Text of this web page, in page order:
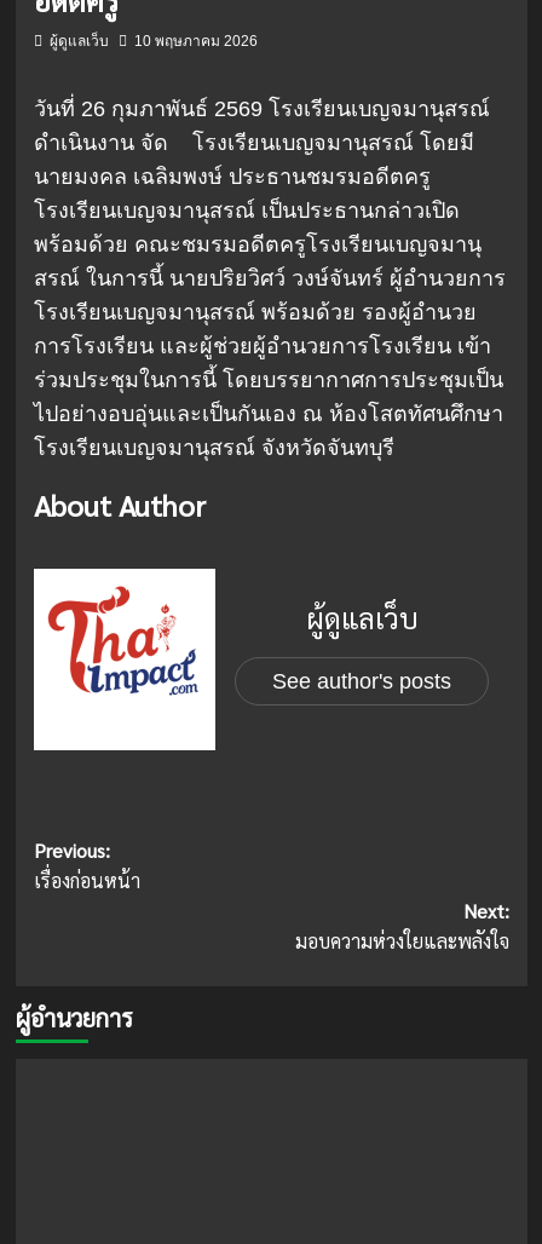
ผู้ดูแลเว็บ 10 พฤษภาคม 2026
วันที่ 26 กุมภาพันธ์ 2569 โรงเรียนเบญจมานุสรณ์
ดำเนินงาน จัด
โรงเรียนเบญจมานุสรณ์ โดยมี
นายมงคล เฉลิมพงษ์ ประธานชมรมอดีตครู
โรงเรียนเบญจมานุสรณ์ เป็นประธานกล่าวเปิด
พร้อมด้วย คณะชมรมอดีตครูโรงเรียนเบญจมานุ
สรณ์ ในการนี้ นายปริยวิศว์ วงษ์จันทร์ ผู้อำนวยการ
โรงเรียนเบญจมานุสรณ์ พร้อมด้วย รองผู้อำนวย
การโรงเรียน และผู้ช่วยผู้อำนวยการโรงเรียน เข้า
ร่วมประชุมในการนี้ โดยบรรยากาศการประชุมเป็น
ไปอย่างอบอุ่นและเป็นกันเอง ณ ห้องโสตทัศนศึกษา
โรงเรียนเบญจมานุสรณ์ จังหวัดจันทบุรี
About Author
ผู้ดูแลเว็บ
See author's posts
Post
navigation
Previous:
เรื่องก่อนหน้า
Next:
มอบความห่วงใยและพลังใจ
ผู้อำนวยการ